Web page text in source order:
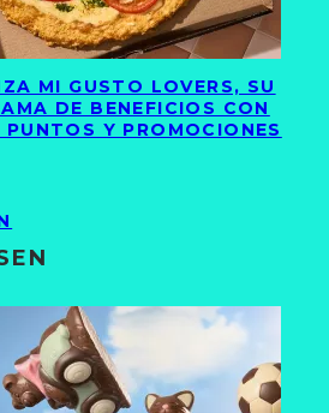
MI GUSTO LOVERS, SU
DE BENEFICIOS CON
Y PROMOCIONES